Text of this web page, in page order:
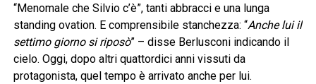
“Menomale che Silvio c’è”, tanti abbracci e una lunga
standing ovation. E comprensibile stanchezza: “Anche lui il
settimo giorno si riposò” – disse Berlusconi indicando il
cielo. Oggi, dopo altri quattordici anni vissuti da
protagonista, quel tempo è arrivato anche per lui.